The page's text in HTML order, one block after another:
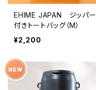
EHIME JAPAN ジッパー
付きトートバッグ（M）
¥2,200